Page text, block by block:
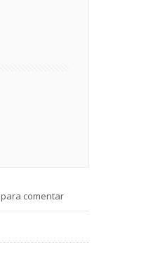
para comentar